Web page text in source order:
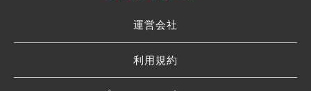
運営会社
利用規約